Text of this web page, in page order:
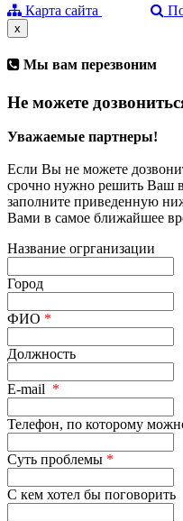
Карта сайта
x
Мы вам перезвоним
Не можете
Уважаемые партнеры!
Если Вы не можете
срочно нужно решить Ваш
заполните приведенную
Вами в самое ближайшее
Название огрганизации
Город
ФИО *
Должность
E-mail *
Телефон, по которому
Суть проблемы *
С кем хотел бы поговорить